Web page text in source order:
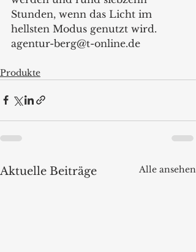
Stunden, wenn das Licht im
hellsten Modus genutzt wird.
agentur-berg@t-online.de
Produkte
Aktuelle Beiträge Alle ansehen